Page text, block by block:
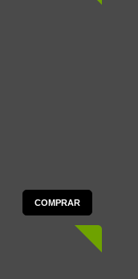
COMPRAR